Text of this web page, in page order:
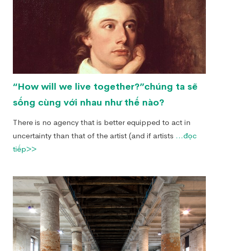
“How will we live together?”chúng ta sẽ
sống cùng với nhau như thế nào?
There is no agency that is better equipped to act in
uncertainty than that of the artist (and if artists ...đọc
tiếp>>